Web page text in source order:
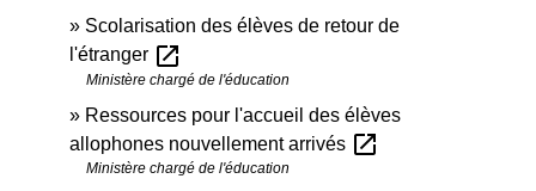
Scolarisation des élèves de retour de
l'étranger open_in_new
Ministère chargé de l'éducation
Ressources pour l'accueil des élèves
allophones nouvellement arrivés open_in_new
Ministère chargé de l'éducation